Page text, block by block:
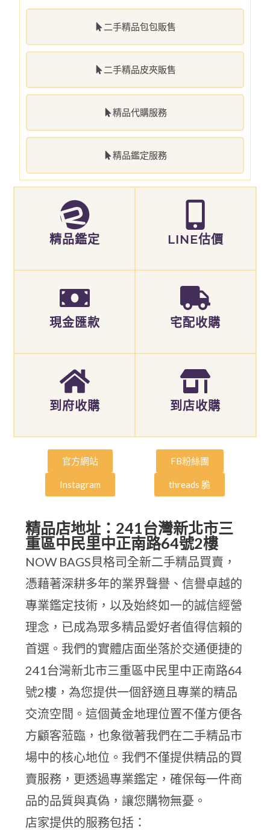
二手精品包包販售
二手精品皮夾販售
精品代購服務
精品鑑定服務
精品鑑定 LINE估價
現金匯款 宅配收購
到府收購 到店收購
官方網站 FB粉絲團
Instagram threads 脆
精品店地址：241台灣新北市三
重區中民里中正南路64號2樓
NOW BAGS貝格司全新二手精品買賣，
憑藉著深耕多年的業界聲譽、信譽卓越的
專業鑑定技術，以及始終如一的誠信經營
理念，已成為眾多精品愛好者值得信賴的
首選。我們的實體店面坐落於交通便捷的
241台灣新北市三重區中民里中正南路64
號2樓，為您提供一個舒適且專業的精品
交流空間。這個黃金地理位置不僅方便各
方顧客蒞臨，也象徵著我們在二手精品市
場中的核心地位。我們不僅提供精品的買
賣服務，更透過專業鑑定，確保每一件商
品的品質與真偽，讓您購物無憂。
店家提供的服務包括：